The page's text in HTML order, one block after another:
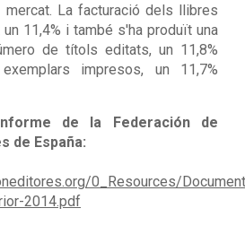
La facturació dels llibres
11,4% i també s'ha produït una
de títols editats, un 11,8%
impresos, un 11,7%
de la Federación de
de España:
0_Resources/
2014.pdf